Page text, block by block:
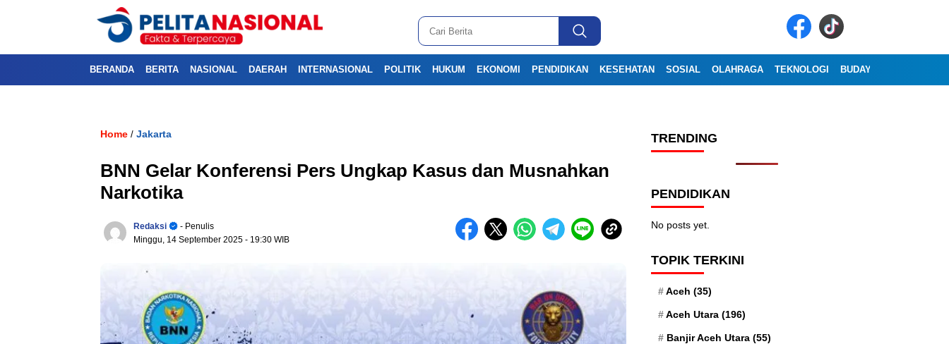
BERANDA BERITA NASIONAL DAERAH INTERNASIONAL POLITIK HUKUM EKONOMI PENDIDIKAN KESEHATAN SOSIAL OLAHRAGA TEKNOLOGI BUDAYA
Home / Jakarta
BNN Gelar Konferensi Pers Ungkap Kasus dan Musnahkan
Narkotika
Redaksi
- Penulis
Minggu, 14 September 2025 - 19:30 WIB
TRENDING
PENDIDIKAN
No posts yet.
TOPIK TERKINI
Aceh (35)
Aceh Utara (196)
Banjir Aceh Utara (55)